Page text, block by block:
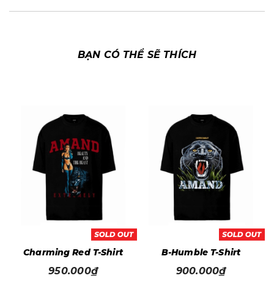
BẠN CÓ THỂ SẼ THÍCH
Charming Red T-Shirt
950.000₫
B-Humble T-Shirt
900.000₫